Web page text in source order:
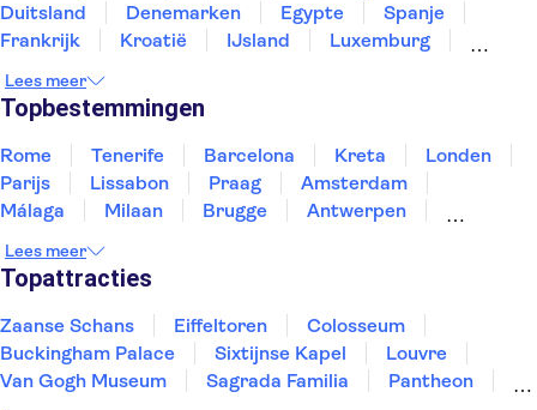
Duitsland
Denemarken Egypte
Spanje
Frankrijk
Kroatië IJsland
Luxemburg
Slovenië
Thailand
Lees meer
Topbestemmingen
Rome Tenerife Barcelona Kreta
Londen
Parijs
Lissabon Praag
Amsterdam
Málaga
Milaan Brugge
Antwerpen
Eindhoven
Lees meer
Topattracties
Zaanse Schans Eiffeltoren
Colosseum
Buckingham Palace
Sixtijnse Kapel
Louvre
Van Gogh Museum
Sagrada Familia
Pantheon